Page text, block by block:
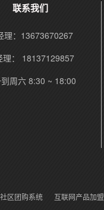
联系我们
理：13673670267
理： 18137129857
周六 8:30 ~ 18:00
社区团购系统 互联网产品加盟